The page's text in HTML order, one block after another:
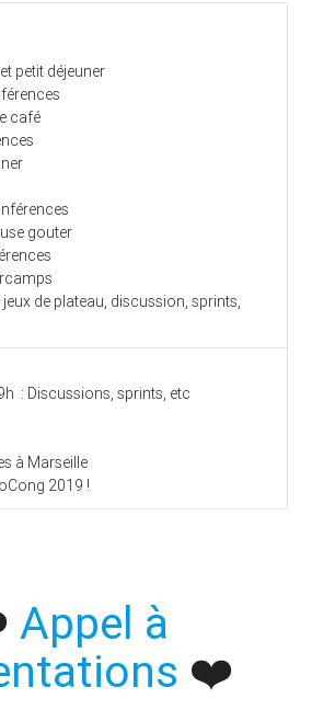
petit déjeuner
café
gouter
jeux de plateau, discussion, sprints,
: Discussions, sprints, etc
à Marseille
2019 !
Appel à
❤️